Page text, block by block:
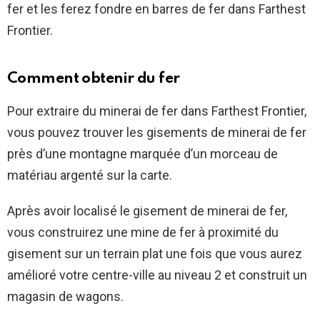
fer et les ferez fondre en barres de fer dans Farthest
Frontier.
Comment obtenir du fer
Pour extraire du minerai de fer dans Farthest Frontier,
vous pouvez trouver les gisements de minerai de fer
près d’une montagne marquée d’un morceau de
matériau argenté sur la carte.
Après avoir localisé le gisement de minerai de fer,
vous construirez une mine de fer à proximité du
gisement sur un terrain plat une fois que vous aurez
amélioré votre centre-ville au niveau 2 et construit un
magasin de wagons.